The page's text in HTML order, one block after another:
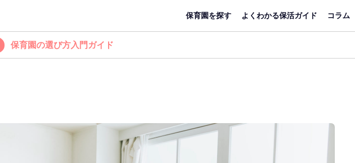
保育園を探す よくわかる保活ガイド コラム
保育園の選び方入門ガイド